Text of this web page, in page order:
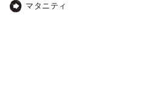
マタニティ